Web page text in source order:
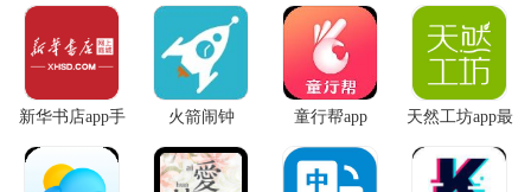
新华书店app手
火箭闹钟 童行帮app
天然工坊app最